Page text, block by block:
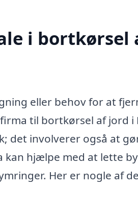
i bortkørsel
eller behov for at
til bortkørsel af jord i
det involverer også at
hjælpe med at lette
Her er nogle af